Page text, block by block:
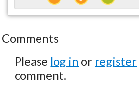
Comments
Please log in or register
comment.